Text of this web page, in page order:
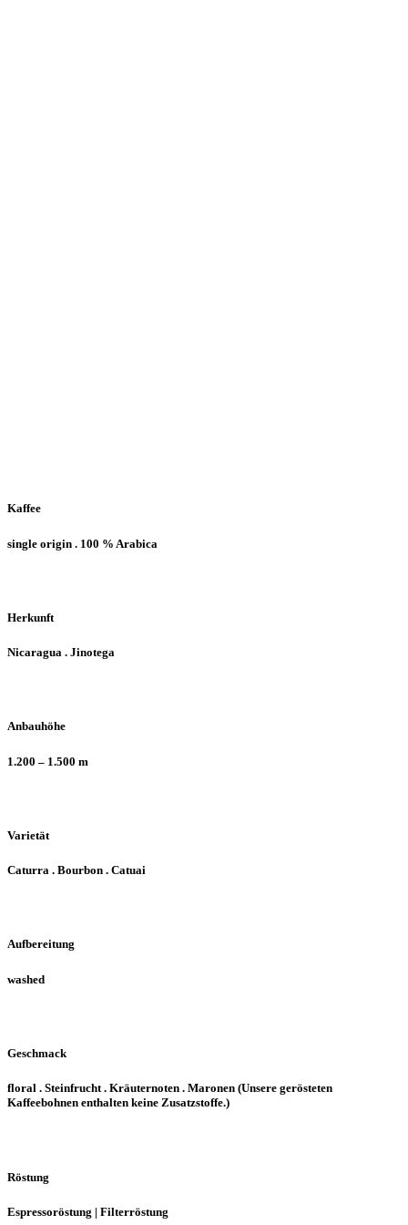
Kaffee
single origin . 100 % Arabica
Herkunft
Nicaragua . Jinotega
Anbauhöhe
1.200 – 1.500 m
Varietät
Caturra . Bourbon . Catuai
Aufbereitung
washed
Geschmack
floral . Steinfrucht . Kräuternoten . Maronen (Unsere gerösteten
Kaffeebohnen enthalten keine Zusatzstoffe.)
Röstung
Espressoröstung | Filterröstung